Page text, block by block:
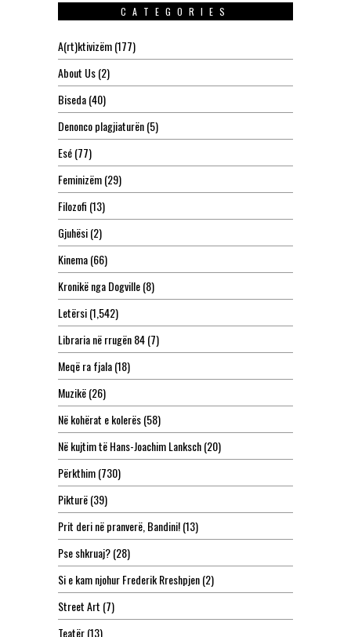
CATEGORIES
A(rt)ktivizëm(177)
About Us(2)
Biseda(40)
Denonco plagjiaturën(5)
Esé(77)
Feminizëm(29)
Filozofi (13)
Gjuhësi(2)
Kinema(66)
Kronikë nga Dogville(8)
Letërsi(1,542)
Libraria në rrugën 84(7)
Meqë ra fjala(18)
Muzikë(26)
Në kohërat e kolerës(58)
Në kujtim të Hans-Joachim Lanksch(20)
Përkthim(730)
Pikturë(39)
Prit deri në pranverë, Bandini!(13)
Pse shkruaj?(28)
Si e kam njohur Frederik Rreshpjen(2)
Street Art (7)
Teatër(13)